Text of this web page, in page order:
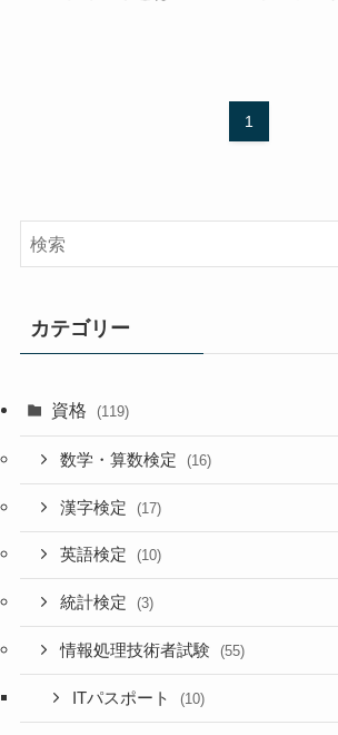
1
カテゴリー
資格 (119)
数学・算数検定 (16)
漢字検定 (17)
英語検定 (10)
統計検定 (3)
情報処理技術者試験 (55)
ITパスポート (10)